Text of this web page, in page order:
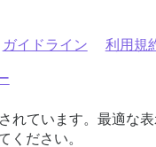
ガイドライン 利用規
れています。最適な表
ください。